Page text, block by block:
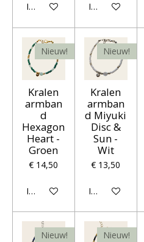
In winkelwagen In winkelwagen
Nieuw!
Kralen
armban
d
Hexagon
Heart -
Groen
€ 14,50
In winkelwagen
Nieuw!
Kralen
armban
d Miyuki
Disc &
Sun -
Wit
€ 13,50
In winkelwagen
Nieuw! Nieuw!